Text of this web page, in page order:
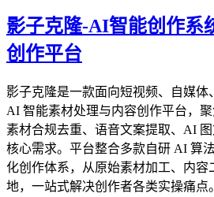
影子克隆-AI智能创作系
创作平台
影子克隆是一款面向短视频、自媒
AI 智能素材处理与内容创作平台，聚
素材合规去重、语音文案提取、AI
核心需求。平台整合多款自研 AI 算
化创作体系，从原始素材加工、内容
地，一站式解决创作者各类实操痛点